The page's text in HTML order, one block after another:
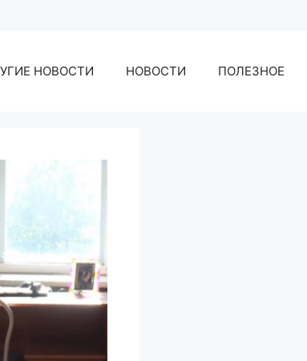
НОВОСТИ НОВОСТИ ПОЛЕЗНОЕ